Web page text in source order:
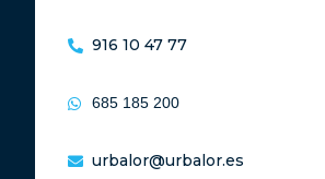
916 10 47 77
685 185 200
urbalor@urbalor.es